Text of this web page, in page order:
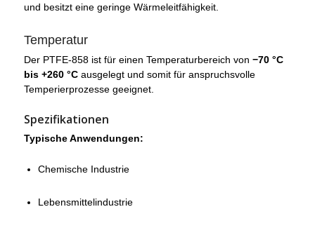
und besitzt eine geringe Wärmeleitfähigkeit.
Temperatur
Der PTFE-858 ist für einen Temperaturbereich von −70 °C
bis +260 °Causgelegt und somit für anspruchsvolle
Temperierprozesse geeignet.
Spezifikationen
Typische Anwendungen:
Chemische Industrie
Lebensmittelindustrie